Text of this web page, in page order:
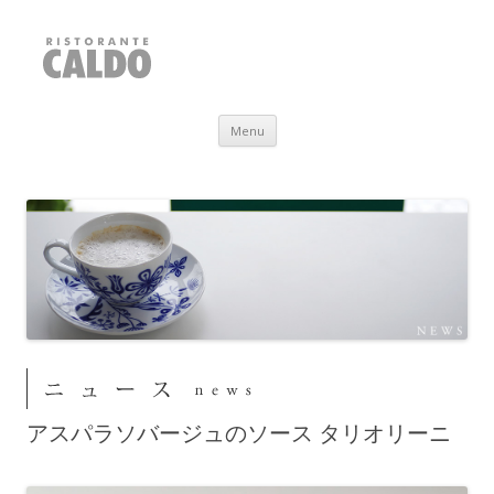
RISTORANTE CALDO
福井県敦賀市
Menu Skip to content
アスパラソバージュのソース タリオリーニ